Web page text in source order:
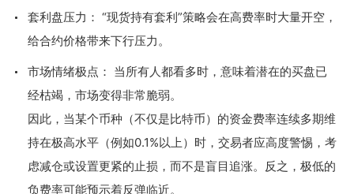
套利盘压力： “现货持有套利”策略会在高费率时大量开空，
给合约价格带来下行压力。
市场情绪极点： 当所有人都看多时，意味着潜在的买盘已
经枯竭，市场变得非常脆弱。
因此，当某个币种（不仅是比特币）的资金费率连续多期维
持在极高水平（例如0.1%以上）时，交易者应高度警惕，考
虑减仓或设置更紧的止损，而不是盲目追涨。反之，极低的
负费率可能预示着反弹临近。